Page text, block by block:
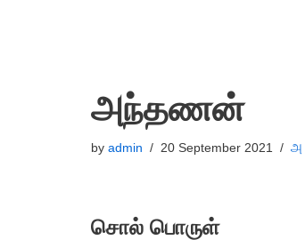
அந்தணன்
by admin 20 September 2021 அ
சொல் பொருள்